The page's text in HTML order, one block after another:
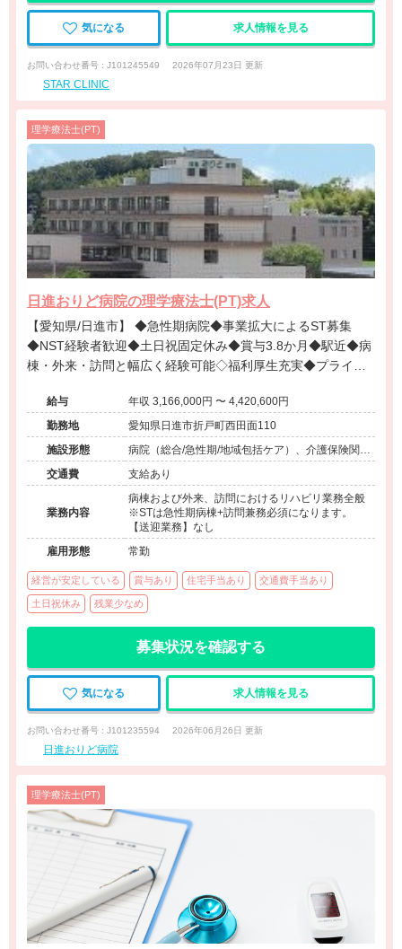
気になる 求人情報を見る
お問い合わせ番号 : J101245549 2026年07月23日 更新
STAR CLINIC
理学療法士(PT)
日進おりど病院の理学療法士(PT)求人
【愛知県/日進市】 ◆急性期病院◆事業拡大によるST募集
◆NST経験者歓迎◆土日祝固定休み◆賞与3.8か月◆駅近◆病
棟・外来・訪問と幅広く経験可能◇福利厚生充実◆プライベ
給与
年収 3,166,000円 〜 4,420,600円
勤務地
愛知県日進市折戸町西田面110
施設形態
病院（総合/急性期/地域包括ケア）、介護保険関連
施設（訪問看護・リハ）、その他（地域包括）
交通費 支給あり
業務内容
病棟および外来、訪問におけるリハビリ業務全般
※STは急性期病棟+訪問兼務必須になります。
【送迎業務】なし
雇用形態
常勤
経営が安定している 賞与あり 住宅手当あり 交通費手当あり
土日祝休み 残業少なめ
募集状況を確認する
気になる 求人情報を見る
お問い合わせ番号 : J101235594 2026年06月26日 更新
日進おりど病院
理学療法士(PT)